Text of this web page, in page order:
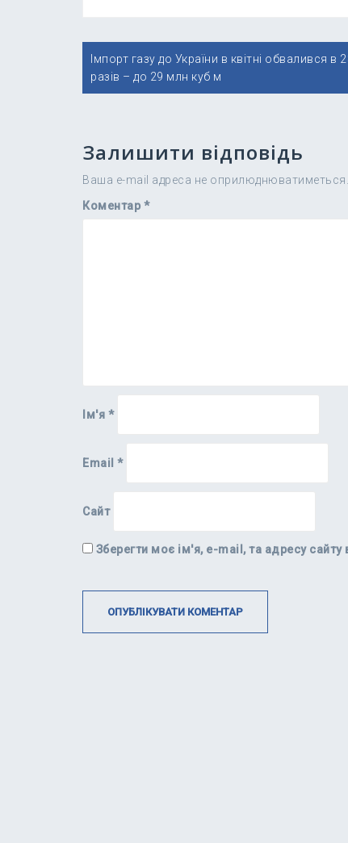
Навігація
записів
Імпорт газу до України в квітні обвалився в
разів – до 29 млн куб м
Залишити відповідь
Ваша e-mail адреса не оприлюднюватиметься.
Коментар *
Ім'я *
Email *
Сайт
Зберегти моє ім'я, e-mail, та адресу